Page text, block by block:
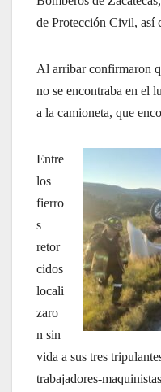
de Protección Civil, así
Al arribar confirmaron
no se encontraba en el
a la camioneta, que
Entre
los
fierro
s
retor
cidos
locali
zaro
n sin
vida a sus tres
trabajadores-